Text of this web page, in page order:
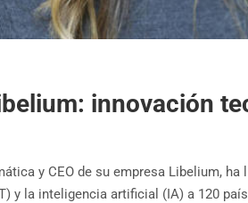
innovación
y CEO de su empresa Libelium,
y la inteligencia artificial (IA) a 120